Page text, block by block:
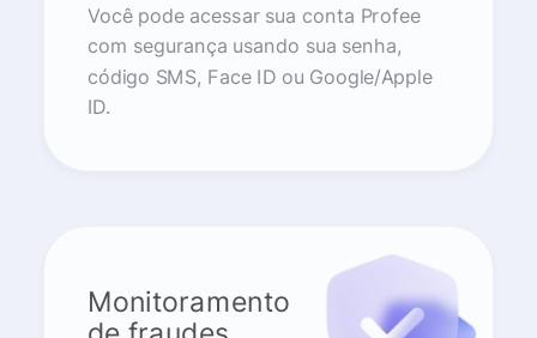
Você pode acessar sua conta Profee
com segurança usando sua senha,
código SMS, Face ID ou Google/Apple
ID.
Monitoramento